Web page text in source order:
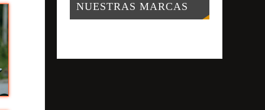
NUESTRAS MARCAS